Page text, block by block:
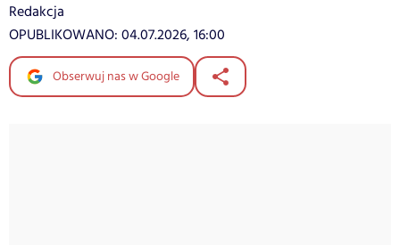
Redakcja
OPUBLIKOWANO: 04.07.2026, 16:00
Obserwuj nas w Google